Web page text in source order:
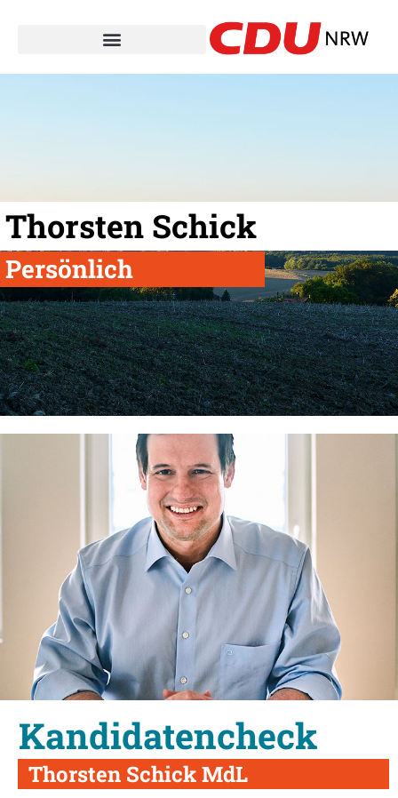
Thorsten Schick
Persönlich
Kandidatencheck
Thorsten Schick MdL